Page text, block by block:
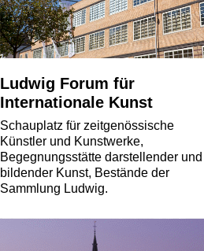
Ludwig Forum für
Internationale Kunst
Schauplatz für zeitgenössische
Künstler und Kunstwerke,
Begegnungsstätte darstellender und
bildender Kunst, Bestände der
Sammlung Ludwig.